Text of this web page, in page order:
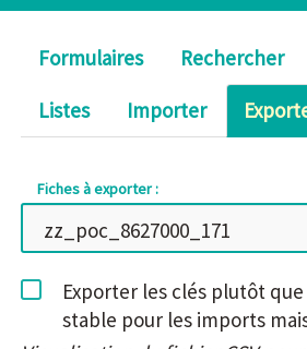
Formulaires Rechercher
Listes
Importer
Fiches à exporter :
Exporter les clés plutôt
stable pour les imports